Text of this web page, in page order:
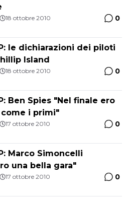
18 ottobre 2010 0
le dichiarazioni dei piloti
Island
18 ottobre 2010 0
Ben Spies "Nel finale ero
i primi"
17 ottobre 2010 0
Marco Simoncelli
una bella gara"
17 ottobre 2010 0